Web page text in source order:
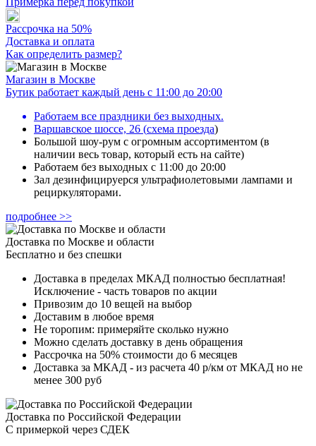
Рассрочка на 50%
Доставка и оплата
Как определить размер?
Магазин в Москве
Бутик работает каждый день с 11:00 до 20:00
Работаем все праздники без выходных.
Варшавское шоссе, 26 (схема проезда)
Большой шоу-рум с огромным ассортиментом (в
наличии весь товар, который есть на сайте)
Работаем без выходных с 11:00 до 20:00
Зал дезинфицируерся ультрафиолетовыми лампами и
рециркуляторами.
подробнее >>
Доставка по Москве и области
Бесплатно и без спешки
Доставка в пределах МКАД полностью бесплатная!
Исключение - часть товаров по акции
Привозим до 10 вещей на выбор
Доставим в любое время
Не торопим: примеряйте сколько нужно
Можно сделать доставку в день обращения
Рассрочка на 50% стоимости до 6 месяцев
Доставка за МКАД - из расчета 40 р/км от МКАД но не
менее 300 руб
Доставка по Российской Федерации
С примеркой через СДЕК